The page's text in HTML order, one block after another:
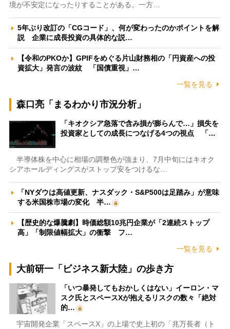
境が不安定になったりすることがある。一方…
5年ぶり改訂の「CGコード」、何が変わったのかポイントを解
説 企業に成長投資の具体的な説…
【令和のPKOか】GPIFをめぐる片山財務相の「円資産への投
資拡大」発言の波紋 「国債重視」…
一覧を見る
森口亮「まるわかり市況分析」
「キオクシア急落で含み損が膨らんで…」損失を
投資家としての成長につなげる4つの視点 「…
半導体株を中心に相場の調整色が強まり、7月中旬にはキオク
シアホールディングスがストップ安をつけるな…
「NYダウは高値更新、ナスダック・S&P500は足踏み」が意味
する米国株市場の変化 半…
【歴史的な爆騰劇】時価総額10兆円企業が「2連続ストップ
高」「制限値幅拡大」の衝撃 フ…
一覧を見る
大前研一「ビジネス新大陸」の歩き方
「いつ暴発してもおかしくはない」イーロン・マ
スク氏とスペースXが抱えるリスクの数々「絶対
的…
宇宙開発企業「スペースX」の上場で史上初の「兆万長者（ト